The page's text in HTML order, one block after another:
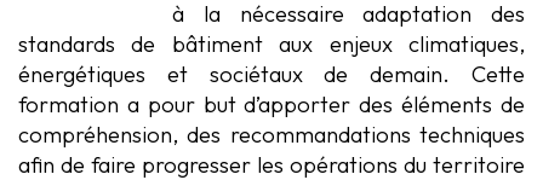
à la nécessaire adaptation des
standards de bâtiment aux enjeux climatiques,
énergétiques et sociétaux de demain. Cette
formation a pour but d’apporter des éléments de
compréhension, des recommandations techniques
afin de faire progresser les opérations du territoire